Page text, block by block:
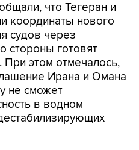
что Тегеран и
координаты нового
судов через
стороны готовят
При этом отмечалось,
Ирана и Омана
не сможет
в водном